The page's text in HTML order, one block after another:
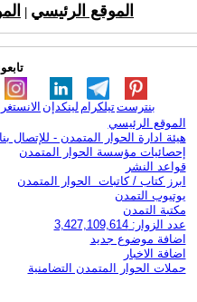
الموقع الرئيسي
لينكدإن تيلكرامبنترست
الموقع الرئيسي
هيئة ادارة الحوار المتمدن - للإتصال بنا
إحصائيات مؤسسة الحوار المتمدن
قواعد النشر
ابرز كتاب / كاتبات الحوار المتمدن
يوتيوب التمدن
مكتبة التمدن
عدد الزوار: 3,427,109,614
اضافة موضوع جديد
اضافة الاخبار
حملات الحوار المتمدن التضامنية